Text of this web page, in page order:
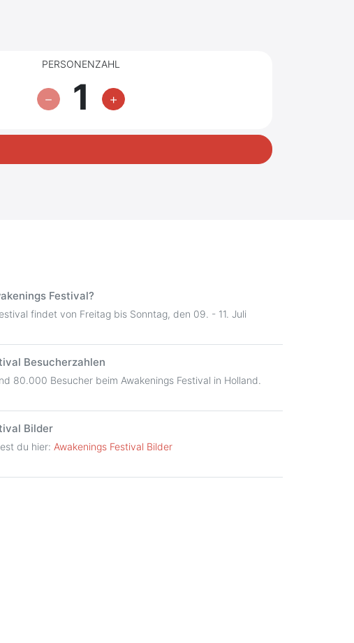
PERSONENZAHL
1
Festival?
findet von Freitag bis Sonntag, den 09. - 11. Juli
Besucherzahlen
80.000 Besucher beim Awakenings Festival in Holland.
Bilder
du hier: Awakenings Festival Bilder